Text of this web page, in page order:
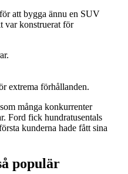
att bygga ännu en SUV
var konstruerat för
extrema förhållanden.
många konkurrenter
Ford fick hundratusentals
kunderna hade fått sina
populär